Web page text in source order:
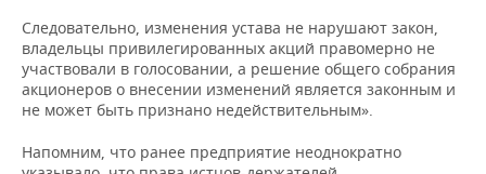
Следовательно, изменения устава не нарушают закон,
владельцы привилегированных акций правомерно не
участвовали в голосовании, а решение общего собрания
акционеров о внесении изменений является законным и
не может быть признано недействительным».
Напомним, что ранее предприятие неоднократно